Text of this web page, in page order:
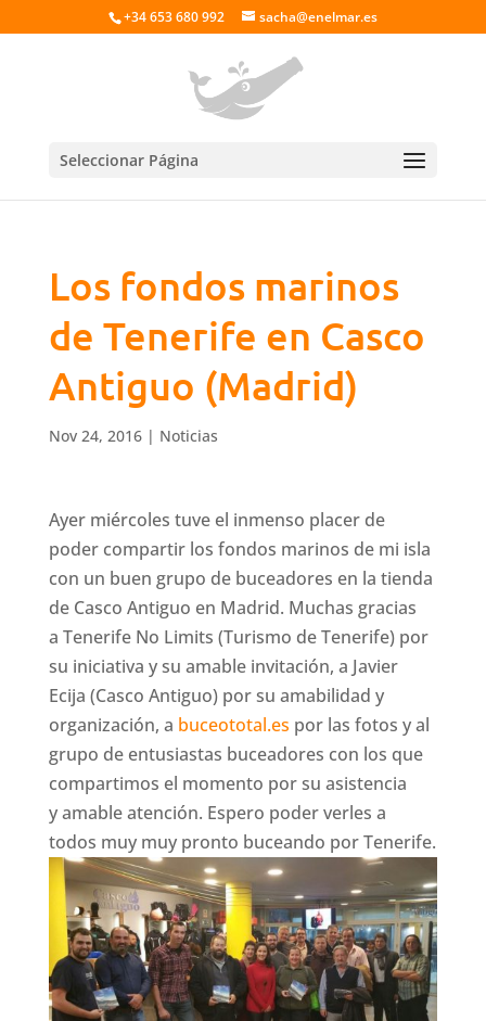
+34 653 680 992 sacha@enelmar.es
Seleccionar Página
Los fondos marinos
de Tenerife en Casco
Antiguo (Madrid)
Nov 24, 2016| Noticias
Ayer miércoles tuve el inmenso placer de
poder compartir los fondos marinos de mi isla
con un buen grupo de buceadores en la tienda
de Casco Antiguo en Madrid. Muchas gracias
a Tenerife No Limits (Turismo de Tenerife) por
su iniciativa y su amable invitación, a Javier
Ecija (Casco Antiguo) por su amabilidad y
organización, a buceototal.es por las fotos y al
grupo de entusiastas buceadores con los que
compartimos el momento por su asistencia
y amable atención. Espero poder verles a
todos muy muy pronto buceando por Tenerife.